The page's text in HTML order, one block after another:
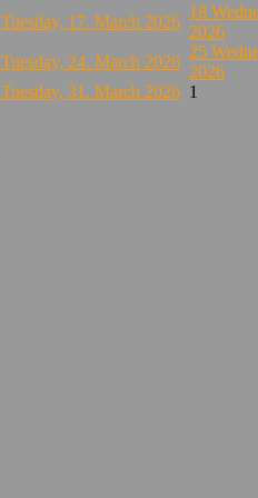
Tuesday, 17. March 2026
18
2026
Tuesday, 24. March 2026
25
2026
Tuesday, 31. March 2026 1